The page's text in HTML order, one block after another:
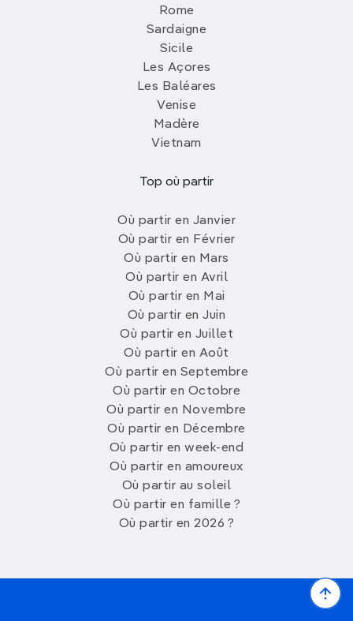
to
Rome
Sardaigne
Sicile
Les Açores
Les Baléares
Venise
Madère
Vietnam
Top où partir
Où partir en Janvier
Où partir en Février
Où partir en Mars
Où partir en Avril
Où partir en Mai
Où partir en Juin
Où partir en Juillet
Où partir en Août
Où partir en Septembre
Où partir en Octobre
Où partir en Novembre
Où partir en Décembre
Où partir en week-end
Où partir en amoureux
Où partir au soleil
Où partir en famille ?
Où partir en 2026 ?